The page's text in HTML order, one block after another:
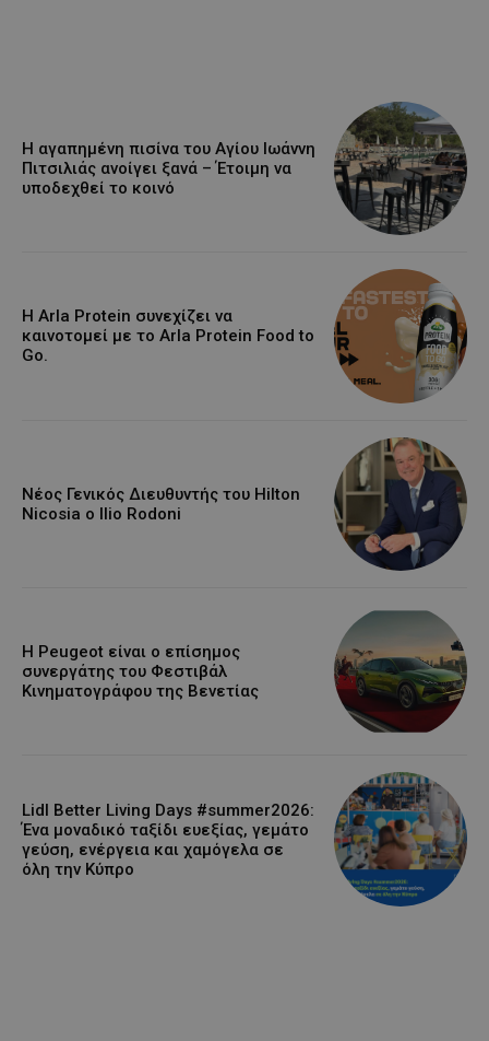
Η αγαπημένη πισίνα του Αγίου Ιωάννη
Πιτσιλιάς ανοίγει ξανά – Έτοιμη να
υποδεχθεί το κοινό
Η Arla Protein συνεχίζει να
καινοτομεί με το Arla Protein Food to
Go.
Νέος Γενικός Διευθυντής του Hilton
Nicosia ο Ilio Rodoni
Η Peugeot είναι ο επίσημος
συνεργάτης του Φεστιβάλ
Κινηματογράφου της Βενετίας
Lidl Better Living Days #summer2026:
Ένα μοναδικό ταξίδι ευεξίας, γεμάτο
γεύση, ενέργεια και χαμόγελα σε
όλη την Κύπρο